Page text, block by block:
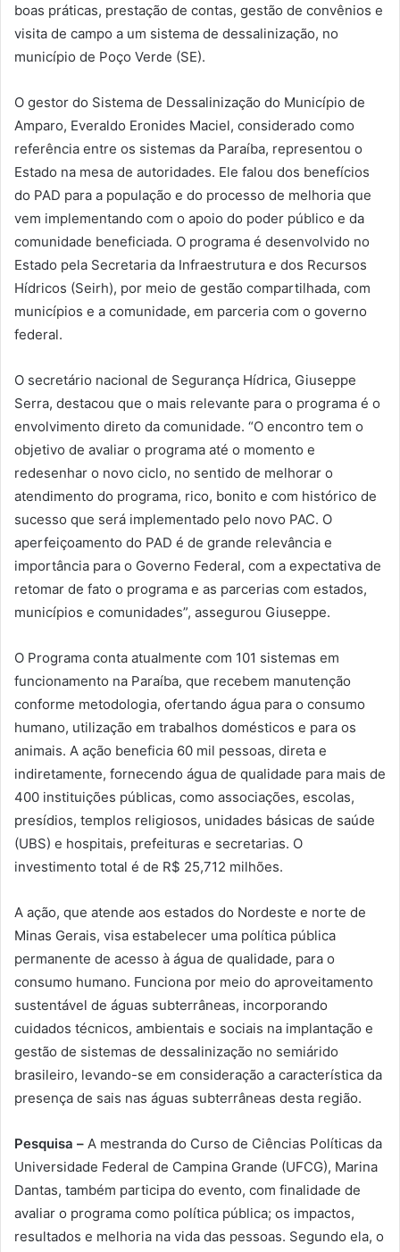
boas práticas, prestação de contas, gestão de convênios e
visita de campo a um sistema de dessalinização, no
município de Poço Verde (SE).
O gestor do Sistema de Dessalinização do Município de
Amparo, Everaldo Eronides Maciel, considerado como
referência entre os sistemas da Paraíba, representou o
Estado na mesa de autoridades. Ele falou dos benefícios
do PAD para a população e do processo de melhoria que
vem implementando com o apoio do poder público e da
comunidade beneficiada. O programa é desenvolvido no
Estado pela Secretaria da Infraestrutura e dos Recursos
Hídricos (Seirh), por meio de gestão compartilhada, com
municípios e a comunidade, em parceria com o governo
federal.
O secretário nacional de Segurança Hídrica, Giuseppe
Serra, destacou que o mais relevante para o programa é o
envolvimento direto da comunidade. “O encontro tem o
objetivo de avaliar o programa até o momento e
redesenhar o novo ciclo, no sentido de melhorar o
atendimento do programa, rico, bonito e com histórico de
sucesso que será implementado pelo novo PAC. O
aperfeiçoamento do PAD é de grande relevância e
importância para o Governo Federal, com a expectativa de
retomar de fato o programa e as parcerias com estados,
municípios e comunidades”, assegurou Giuseppe.
O Programa conta atualmente com 101 sistemas em
funcionamento na Paraíba, que recebem manutenção
conforme metodologia, ofertando água para o consumo
humano, utilização em trabalhos domésticos e para os
animais. A ação beneficia 60 mil pessoas, direta e
indiretamente, fornecendo água de qualidade para mais de
400 instituições públicas, como associações, escolas,
presídios, templos religiosos, unidades básicas de saúde
(UBS) e hospitais, prefeituras e secretarias. O
investimento total é de R$ 25,712 milhões.
A ação, que atende aos estados do Nordeste e norte de
Minas Gerais, visa estabelecer uma política pública
permanente de acesso à água de qualidade, para o
consumo humano. Funciona por meio do aproveitamento
sustentável de águas subterrâneas, incorporando
cuidados técnicos, ambientais e sociais na implantação e
gestão de sistemas de dessalinização no semiárido
brasileiro, levando-se em consideração a característica da
presença de sais nas águas subterrâneas desta região.
Pesquisa – A mestranda do Curso de Ciências Políticas da
Universidade Federal de Campina Grande (UFCG), Marina
Dantas, também participa do evento, com finalidade de
avaliar o programa como política pública; os impactos,
resultados e melhoria na vida das pessoas. Segundo ela, o